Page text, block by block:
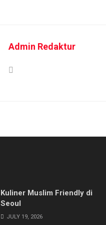
Admin Redaktur
Kuliner Muslim Friendly di
Seoul
JULY 19, 2026